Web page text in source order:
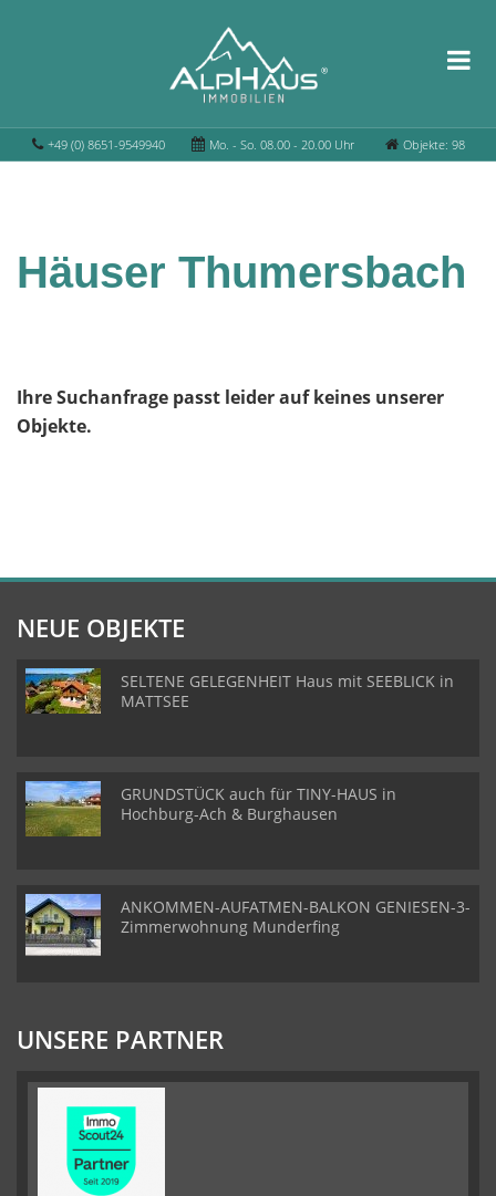
+49 (0) 8651-9549940 Mo. - So. 08.00 - 20.00 Uhr Objekte: 98
Häuser Thumersbach
Ihre Suchanfrage passt leider auf keines unserer
Objekte.
NEUE OBJEKTE
SELTENE GELEGENHEIT Haus mit SEEBLICK in
MATTSEE
GRUNDSTÜCK auch für TINY-HAUS in
Hochburg-Ach & Burghausen
ANKOMMEN-AUFATMEN-BALKON GENIESEN-3-
Zimmerwohnung Munderfing
UNSERE PARTNER